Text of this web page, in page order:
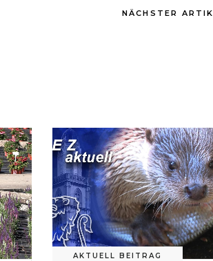
NÄCHSTER
AKTUELL BEITRAG